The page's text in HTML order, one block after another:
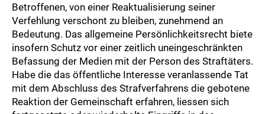
Betroffenen, von einer Reaktualisierung seiner
Verfehlung verschont zu bleiben, zunehmend an
Bedeutung. Das allgemeine Persönlichkeitsrecht biete
insofern Schutz vor einer zeitlich uneingeschränkten
Befassung der Medien mit der Person des Straftäters.
Habe die das öffentliche Interesse veranlassende Tat
mit dem Abschluss des Strafverfahrens die gebotene
Reaktion der Gemeinschaft erfahren, liessen sich